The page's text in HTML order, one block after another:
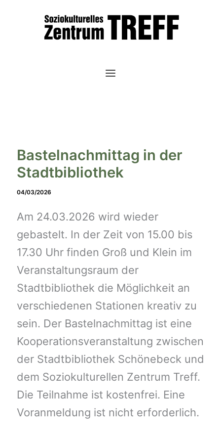
Bastelnachmittag in der
Stadtbibliothek
04/03/2026
Am 24.03.2026 wird wieder
gebastelt. In der Zeit von 15.00 bis
17.30 Uhr finden Groß und Klein im
Veranstaltungsraum der
Stadtbibliothek die Möglichkeit an
verschiedenen Stationen kreativ zu
sein. Der Bastelnachmittag ist eine
Kooperationsveranstaltung zwischen
der Stadtbibliothek Schönebeck und
dem Soziokulturellen Zentrum Treff.
Die Teilnahme ist kostenfrei. Eine
Voranmeldung ist nicht erforderlich.